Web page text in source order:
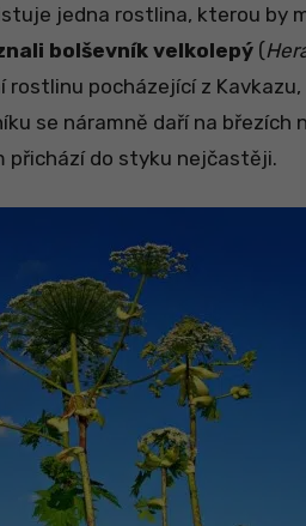
jedna rostlina, kterou by
bolševník velkolepý (
rostlinu pocházející z
se náramně daří na březích
přichází do styku nejčastěji.